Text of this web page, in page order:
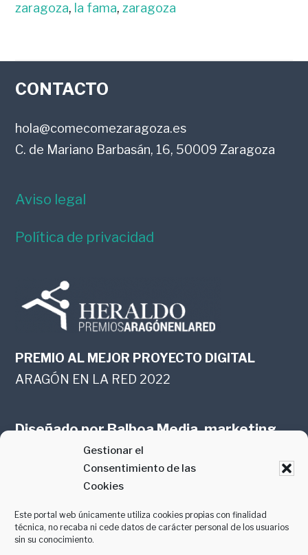
Gestionar el
Consentimiento de las
Cookies
Este portal web únicamente utiliza cookies propias con finalidad
técnica, no recaba ni cede datos de carácter personal de los usuarios
sin su conocimiento.
zaragoza, la fama,zaragoza
FOOTER
CONTACTO
hola@comecomezaragoza.es
C. de Mariano Barbasán, 16, 50009 Zaragoza
Aviso legal
Política de privacidad
PREMIO AL MEJOR PROYECTO DIGITAL
ARAGÓN EN LA RED 2022
Diseñado porBalboa Media, marketing
online en Zaragoza